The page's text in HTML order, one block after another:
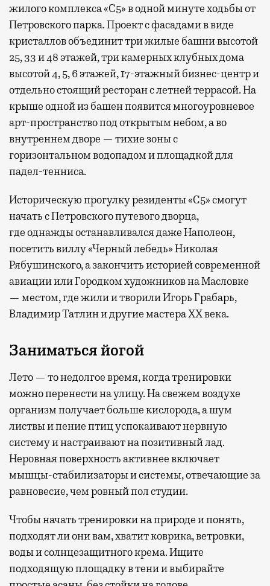
жилого комплекса «С5»в одной минуте ходьбы от
Петровского парка. Проект с фасадами в виде
кристаллов объединит три жилые башни высотой
25, 33 и 48 этажей, три камерных клубных дома
высотой 4, 5, 6 этажей, 17-этажный бизнес-центр и
отдельно стоящий ресторан с летней террасой. На
крыше одной из башен появится многоуровневое
арт-пространство под открытым небом, а во
внутреннем дворе — тихие зоны с
горизонтальном водопадом и площадкой для
падел-тенниса.
Историческую прогулку резиденты «С5» смогут
начать с Петровского путевого дворца,
гдеоднажды останавливался даже Наполеон,
посетить виллу «Черный лебедь» Николая
Рябушинского, а закончить историей современной
авиации или Городком художников на Масловке
— местом, где жили и творили Игорь Грабарь,
Владимир Татлин и другие мастера XX века.
Заниматься йогой
Лето — то недолгое время, когда тренировки
можно перенести на улицу. На свежем воздухе
организм получает больше кислорода, а шум
листвы и пение птиц успокаивают нервную
систему и настраивают на позитивный лад.
Неровная поверхность активнее включает
мышцы-стабилизаторы и системы, отвечающие за
равновесие, чем ровный пол студии.
Чтобы начать тренировки на природе и понять,
подходят ли они вам, хватит коврика, ветровки,
воды и солнцезащитного крема. Ищите
подходящую площадку в тени и выбирайте